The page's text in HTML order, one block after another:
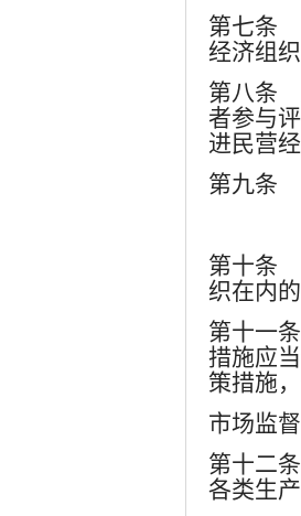
第七条
经济组
第八条
者参与
进民营
第九条
第十条
织在内
第十一
措施应
策措施
市场监
第十二
各类生